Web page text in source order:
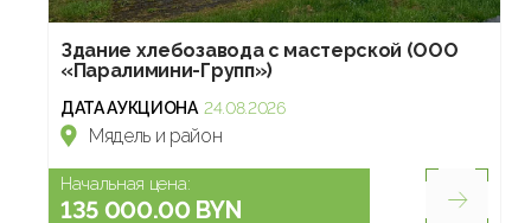
Здание хлебозавода с мастерской (ООО
«Паралимини-Групп»)
ДАТА АУКЦИОНА 24.08.2026
Мядель и район
Начальная цена:
135 000.00 BYN